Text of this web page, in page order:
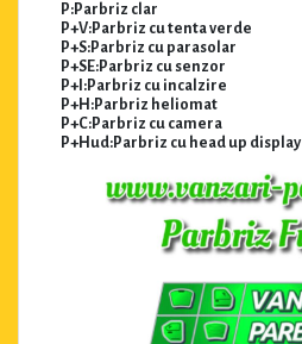
P:Parbriz clar
P+V:Parbriz cu tenta verde
P+S:Parbriz cu parasolar
P+SE:Parbriz cu senzor
P+I:Parbriz cu incalzire
P+H:Parbriz heliomat
P+C:Parbriz cu camera
P+Hud:Parbriz cu head up display